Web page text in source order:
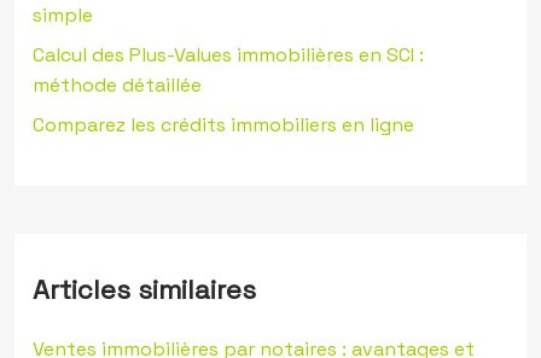
simple
Calcul des Plus-Values immobilières en SCI :
méthode détaillée
Comparez les crédits immobiliers en ligne
Articles similaires
Ventes immobilières par notaires : avantages et